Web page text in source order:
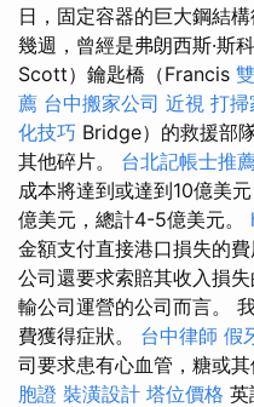
日，固定容器的巨大鋼結
幾週，曾經是弗朗西斯·斯
Scott）鑰匙橋（Francis
薦 台中搬家公司 近視 打掃
化技巧 Bridge）的救援部
其他碎片。 台北記帳士推
成本將達到或達到10億美
億美元，總計4-5億美元。
金額支付直接港口損失的
公司還要求索賠其收入損
輸公司運營的公司而言。
費獲得症狀。 台中律師 假
司要求患有心血管，糖或
胞證 裝潢設計 塔位價格 英